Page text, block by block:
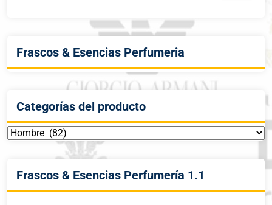
Frascos & Esencias Perfumeria
Categorías del producto
Frascos & Esencias Perfumería 1.1